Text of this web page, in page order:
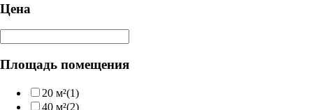
Цена
Площадь помещения
20 м²(1)
40 м²(2)